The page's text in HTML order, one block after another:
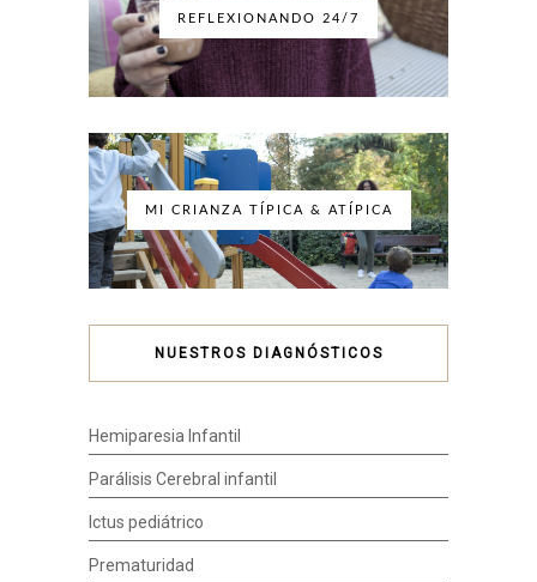
REFLEXIONANDO 24/7
MI CRIANZA TÍPICA & ATÍPICA
NUESTROS DIAGNÓSTICOS
Hemiparesia Infantil
Parálisis Cerebral infantil
Ictus pediátrico
Prematuridad